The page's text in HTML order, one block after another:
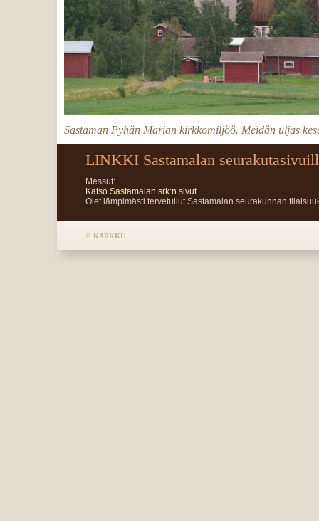
Sastaman Pyhän Marian kirkkomiljöö. Meidän uljas
LINKKI Sastamalan
Messut:
Katso Sastamalan srk:n sivut
Olet lämpimästi tervetullut Sastamalan seurakunnan
© KARKKU